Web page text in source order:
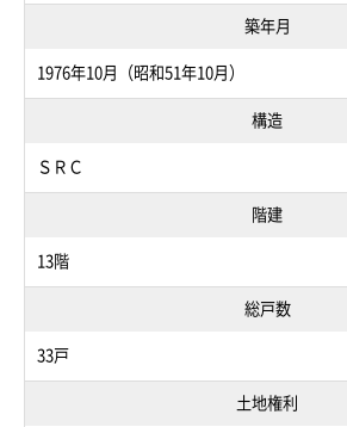
築年月
1976年10月（昭和51年10月）
構造
ＳＲＣ
階建
13階
総戸数
33戸
土地権利